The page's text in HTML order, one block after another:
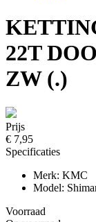
22T
ZW (.)
Prijs
€ 7,95
Specificaties
Merk: KMC
Model:
Voorraad